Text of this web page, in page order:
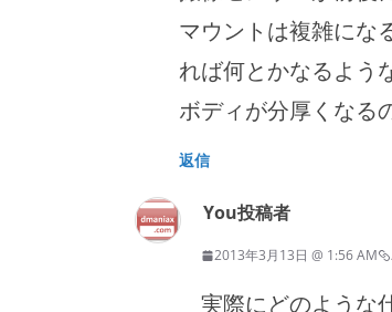
マウントは複雑にな
れば何とかなるよう
ボディが分厚くなる
返信
You投稿者
2013年3月13日 @ 1:56 AM
実際にどのような